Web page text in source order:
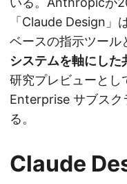
「Claude Design」
ベースの指示ツール
システムを軸にした
研究プレビューとし
Enterprise サブスク
る。
Claude